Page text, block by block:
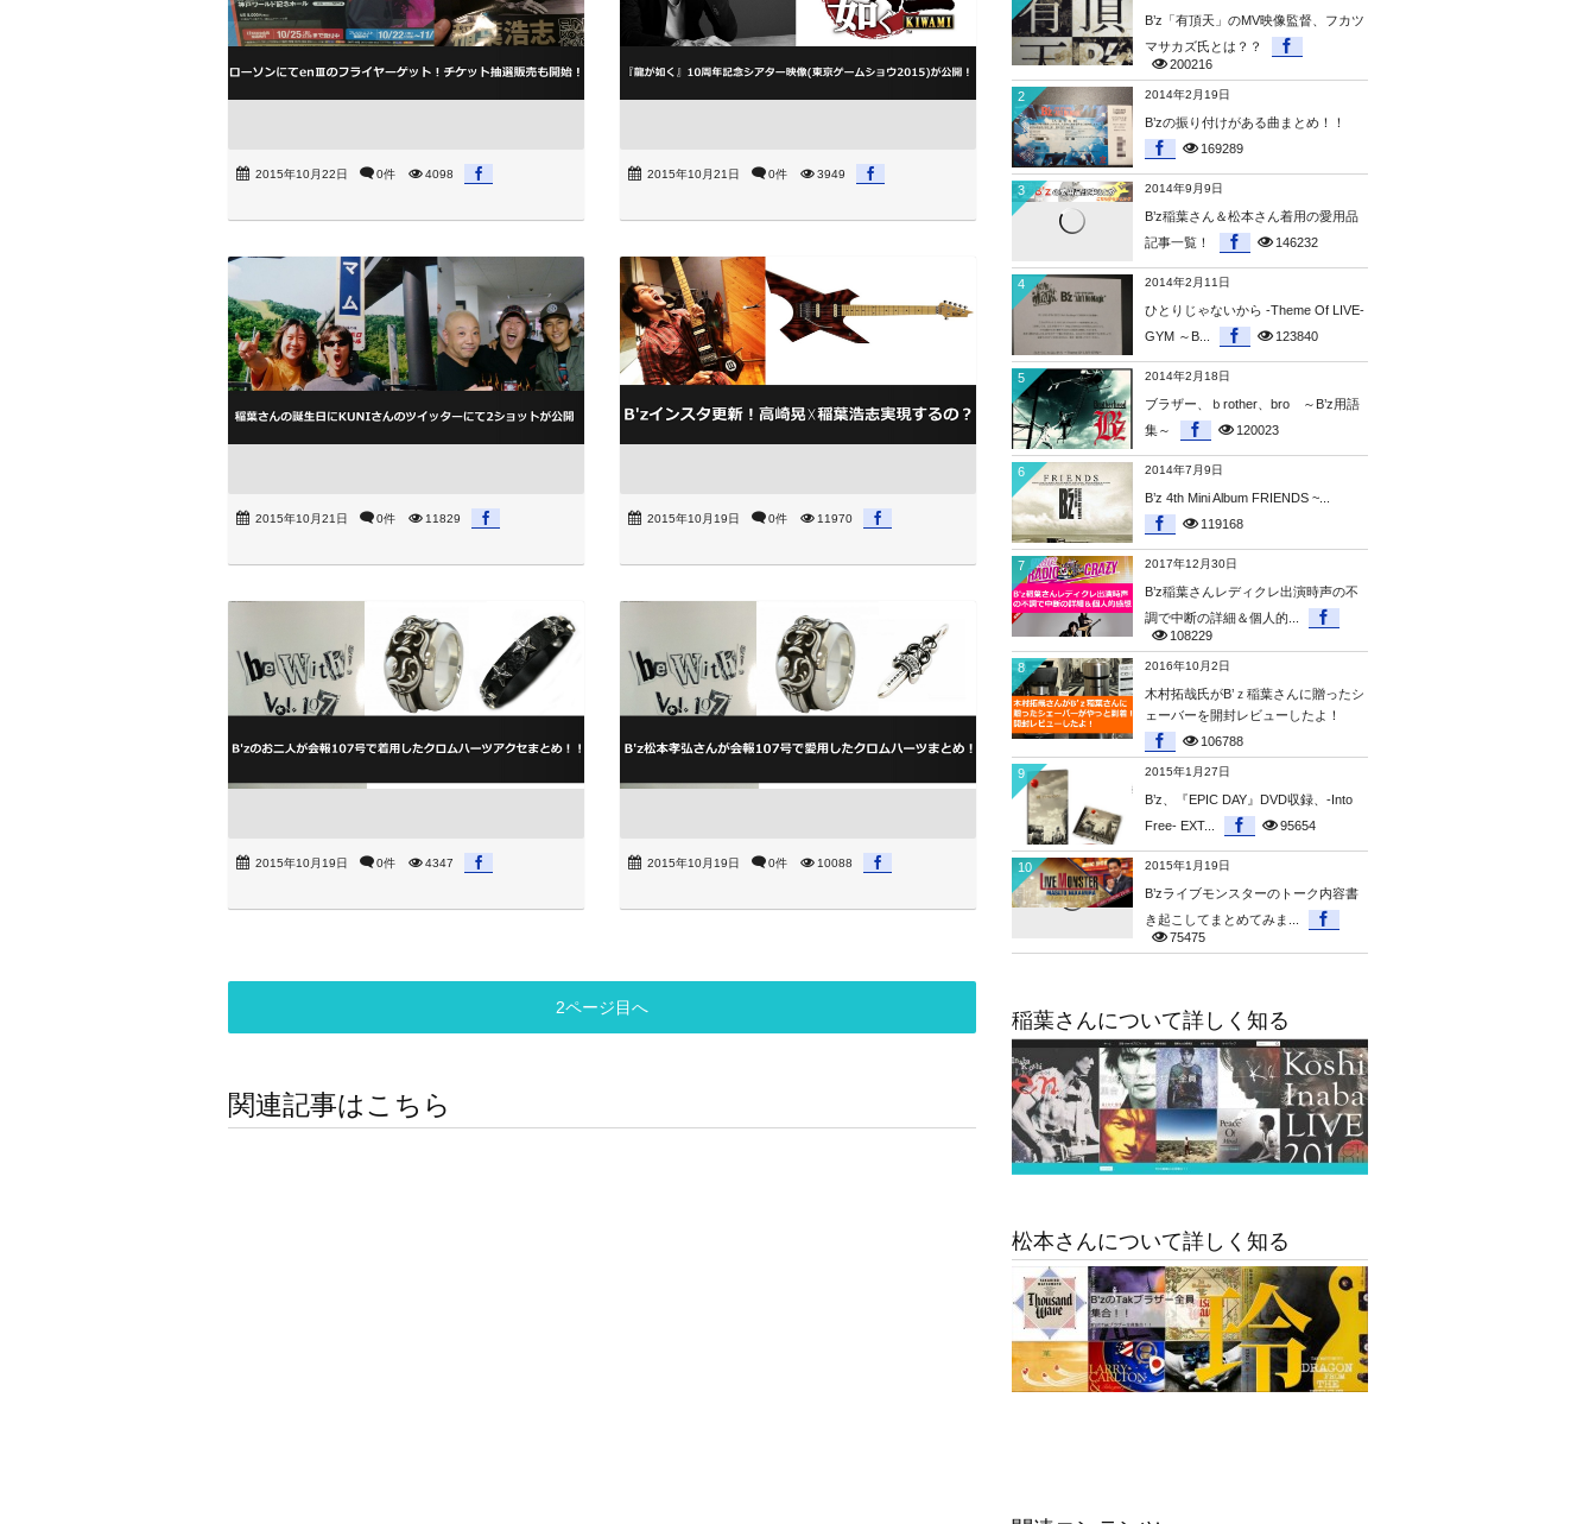
2015年10月22日 0件 4098 2015年10月21日 0件 3949
2015年10月21日 0件 11829 2015年10月19日 0件 11970
2015年10月19日 0件 4347 2015年10月19日 0件 10088
2ページ目へ
関連記事はこちら
B’z「有頂天」のMV映像監督、フカツ
マサカズ氏とは？？
200216
2014年2月19日
B’zの振り付けがある曲まとめ！！
169289
2
2014年9月9日
B’z稲葉さん＆松本さん着用の愛用品
記事一覧！
146232
3
2014年2月11日
ひとりじゃないから -Theme Of LIVE-
GYM ～B...
123840
4
2014年2月18日
ブラザー、ｂrother、bro ～B’z用語
集～
120023
5
2014年7月9日
B’z 4th Mini Album FRIENDS ~...
119168
6
2017年12月30日
B’z稲葉さんレディクレ出演時声の不
調で中断の詳細＆個人的...
108229
7
2016年10月2日
木村拓哉氏がB’ｚ稲葉さんに贈ったシ
ェーバーを開封レビューしたよ！
106788
8
2015年1月27日
B’z、『EPIC DAY』DVD収録、-Into
Free- EXT...
95654
9
2015年1月19日
B’zライブモンスターのトーク内容書
き起こしてまとめてみま...
75475
10
稲葉さんについて詳しく知る
松本さんについて詳しく知る